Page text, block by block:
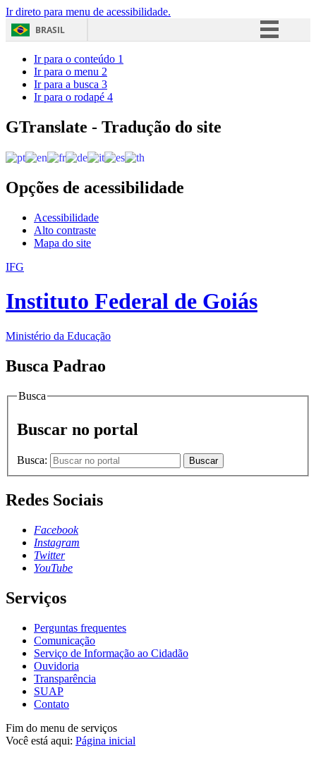
Ir direto para menu de acessibilidade.
BRASIL
Acesso à informação
Ir para o conteúdo 1
Ir para o menu 2
Ir para a busca 3
Ir para o rodapé 4
GTranslate - Tradução do site
Opções de acessibilidade
Acessibilidade
Alto contraste
Mapa do site
IFG
Instituto Federal de Goiás
Ministério da Educação
Busca Padrao
Busca
Buscar no portal
Busca: Buscar
Redes Sociais
Facebook
Instagram
Twitter
YouTube
Serviços
Perguntas frequentes
Comunicação
Serviço de Informação ao Cidadão
Ouvidoria
Transparência
SUAP
Contato
Fim do menu de serviços
Você está aqui: Página inicial